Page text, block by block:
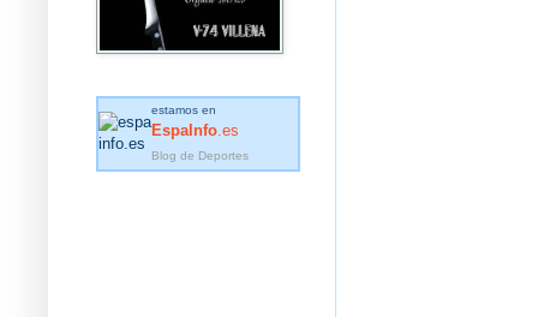
estamos en
EspaInfo .es
Blog de Deportes